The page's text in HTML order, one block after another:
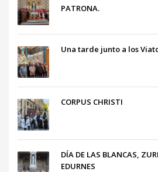
PATRONA.
Una tarde junto a los
CORPUS CHRISTI
DÍA DE LAS BLANCAS,
EDURNES